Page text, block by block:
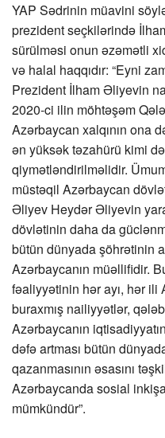
YAP Sədrinin müavini
prezident seçkilərində
sürülməsi onun əzəmətli
və halal haqqıdır: “Eyni
Prezident İlham Əliyevin
2020-ci ilin möhtəşəm
Azərbaycan xalqının ona
ən yüksək təzahürü kimi
qiymətləndirilməlidir.
müstəqil Azərbaycan
Əliyev Heydər Əliyevin
dövlətinin daha da
bütün dünyada şöhrətinin
Azərbaycanın müəllifidir.
fəaliyyətinin hər ayı, hər ili
buraxmış nailiyyətlər,
Azərbaycanın
dəfə artması bütün
qazanmasının əsasını
Azərbaycanda sosial
mümkündür”.